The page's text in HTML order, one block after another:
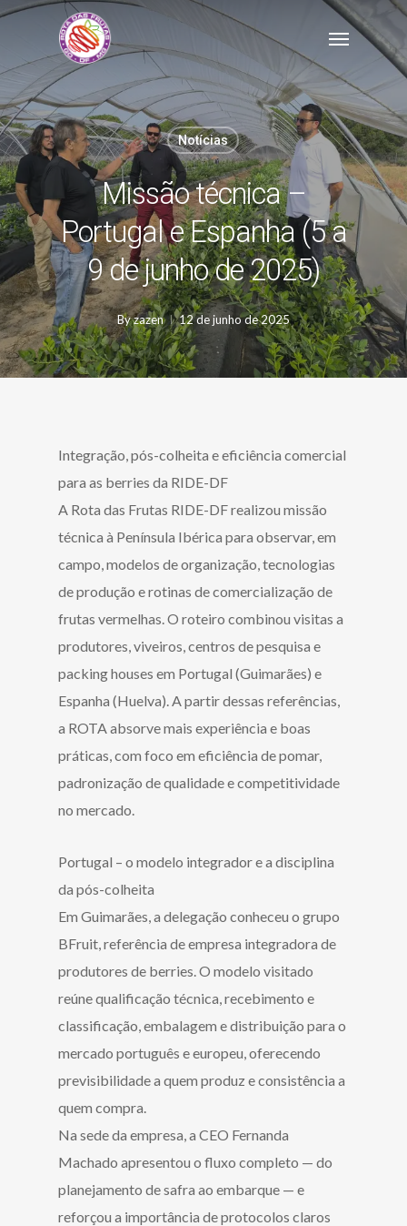
Skip
main
content
Menu
Notícias
Missão técnica –
Portugal e Espanha (5 a
9 de junho de 2025)
Byzazen 12 de junho de 2025
Integração, pós-colheita e eficiência comercial
para as berries da RIDE-DF
A Rota das Frutas RIDE-DF realizou missão
técnica à Península Ibérica para observar, em
campo, modelos de organização, tecnologias
de produção e rotinas de comercialização de
frutas vermelhas. O roteiro combinou visitas a
produtores, viveiros, centros de pesquisa e
packing houses em Portugal (Guimarães) e
Espanha (Huelva). A partir dessas referências,
a ROTA absorve mais experiência e boas
práticas, com foco em eficiência de pomar,
padronização de qualidade e competitividade
no mercado.
Portugal – o modelo integrador e a disciplina
da pós-colheita
Em Guimarães, a delegação conheceu o grupo
BFruit, referência de empresa integradora de
produtores de berries. O modelo visitado
reúne qualificação técnica, recebimento e
classificação, embalagem e distribuição para o
mercado português e europeu, oferecendo
previsibilidade a quem produz e consistência a
quem compra.
Na sede da empresa, a CEO Fernanda
Machado apresentou o fluxo completo — do
planejamento de safra ao embarque — e
reforçou a importância de protocolos claros